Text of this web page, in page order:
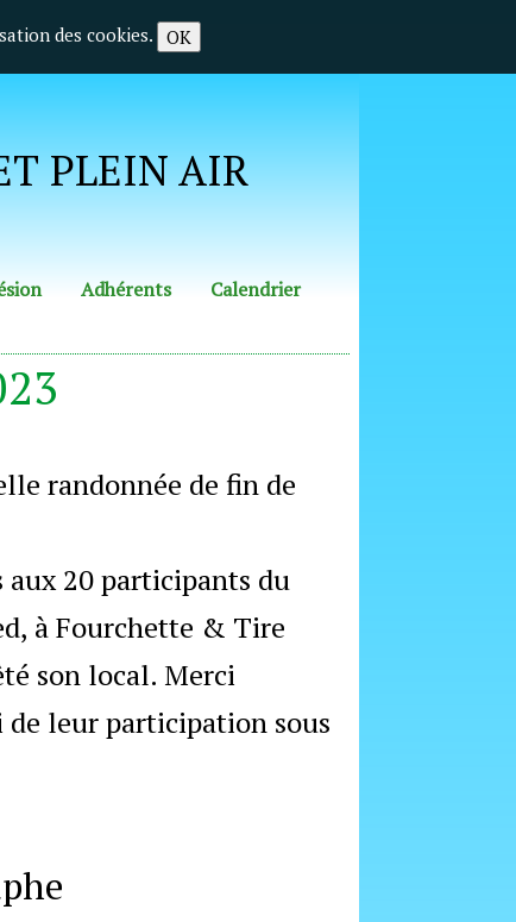
des cookies. OK
PLEIN AIR
Adhérents Calendrier
randonnée de fin de
aux 20 participants du
à Fourchette & Tire
son local. Merci
leur participation sous